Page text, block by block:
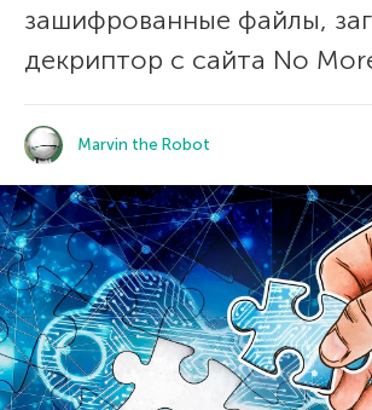
зашифрованные файлы,
декриптор с сайта No
Marvin the Robot